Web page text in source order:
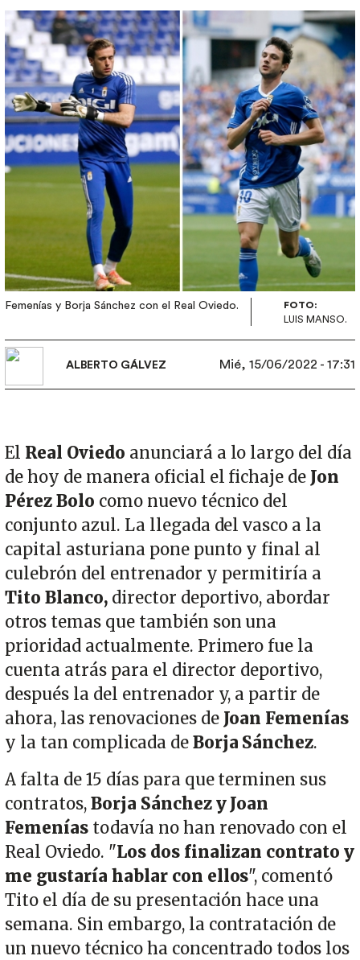
Imagen
Femenías y Borja Sánchez con el Real Oviedo.
FOTO:
LUIS MANSO.
ALBERTO GÁLVEZ Mié, 15/06/2022 - 17:31
El Real Oviedo anunciará a lo largo del día
de hoy de manera oficial el fichaje de Jon
Pérez Bolo como nuevo técnico del
conjunto azul. La llegada del vasco a la
capital asturiana pone punto y final al
culebrón del entrenador y permitiría a
Tito Blanco,director deportivo, abordar
otros temas que también son una
prioridad actualmente. Primero fue la
cuenta atrás para el director deportivo,
después la del entrenador y, a partir de
ahora, las renovaciones de Joan Femenías
y la tan complicada deBorja Sánchez.
A falta de 15 días para que terminen sus
contratos,Borja Sánchez y Joan
Femeníastodavía no han renovado con el
Real Oviedo. "Los dos finalizan contrato y
me gustaría hablar con ellos", comentó
Tito el día de su presentación hace una
semana. Sin embargo, la contratación de
un nuevo técnico ha concentrado todos los